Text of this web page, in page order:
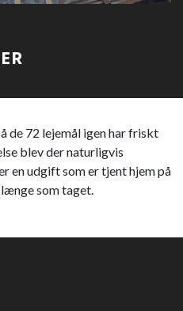
de 72 lejemål igen har friskt
blev der naturligvis
en udgift som er tjent hjem på
længe som taget.